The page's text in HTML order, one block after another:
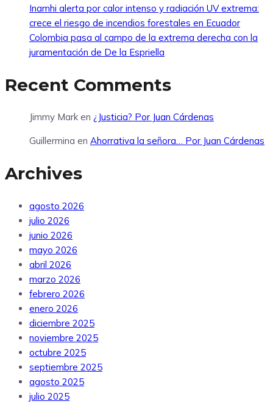
Inamhi alerta por calor intenso y radiación UV extrema:
crece el riesgo de incendios forestales en Ecuador
Colombia pasa al campo de la extrema derecha con la
juramentación de De la Espriella
Recent Comments
Jimmy Mark en ¿Justicia? Por Juan Cárdenas
Guillermina en Ahorrativa la señora… Por Juan Cárdenas
Archives
agosto 2026
julio 2026
junio 2026
mayo 2026
abril 2026
marzo 2026
febrero 2026
enero 2026
diciembre 2025
noviembre 2025
octubre 2025
septiembre 2025
agosto 2025
julio 2025